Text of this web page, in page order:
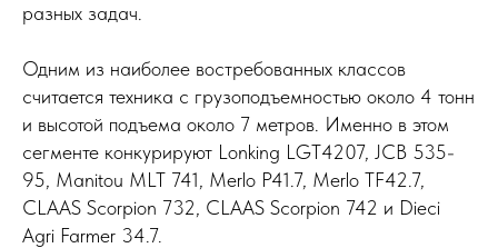
разных задач.
Одним из наиболее востребованных классов
считается техника с грузоподъемностью около 4 тонн
и высотой подъема около 7 метров. Именно в этом
сегменте конкурируют Lonking LGT4207, JCB 535-
95, Manitou MLT 741, Merlo P41.7, Merlo TF42.7,
CLAAS Scorpion 732, CLAAS Scorpion 742 и Dieci
Agri Farmer 34.7.